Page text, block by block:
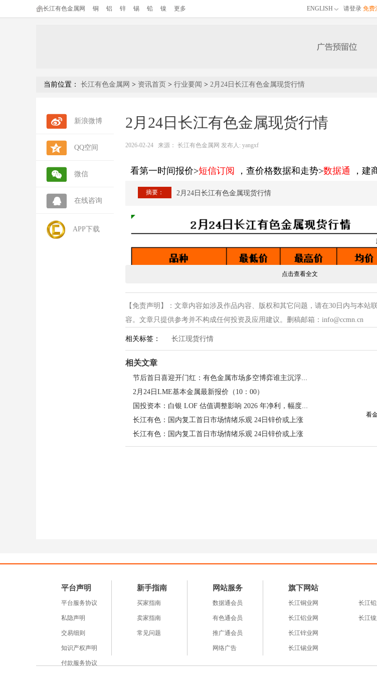
长江有色金属网 铜 铝 锌 锡 铅 镍 更多 ENGLISH 请登录 免费
当前位置： 长江有色金属网 > 资讯首页 > 行业要闻 > 2月24日长江有色金属现货行情
新浪微博
QQ空间
微信
在线咨询
APP下载
2月24日长江有色金属现货行情
2026-02-24 来源： 长江有色金属网 发布人: yangxf
看第一时间报价>短信订阅 ，查价格数据和走势>数据通 ，建
摘要： 2月24日长江有色金属现货行情
点击查看全文
【免责声明】：文章内容如涉及作品内容、版权和其它问题，请在30日内与本站
容。文章只提供参考并不构成任何投资及应用建议。删稿邮箱：info@ccmn.cn
相关标签： 长江现货行情
相关文章
节后首日喜迎开门红：有色金属市场多空博弈谁主沉浮？长江现货铜价上涨1500元/吨！
2月24日LME基本金属最新报价（10：00）
国投资本：白银 LOF 估值调整影响 2026 年净利，幅度低于 2024 年 5%
长江有色：国内复工首日市场情绪乐观 24日锌价或上涨
长江有色：国内复工首日市场情绪乐观 24日锌价或上涨
看
平台声明
平台服务协议
私隐声明
交易细则
知识产权声明
付款服务协议
新手指南
买家指南
卖家指南
常见问题
网站服务
数据通会员
有色通会员
推广通会员
网络广告
旗下网站
长江铜业网
长江铝业网
长江锌业网
长江锡业网
长江
长江